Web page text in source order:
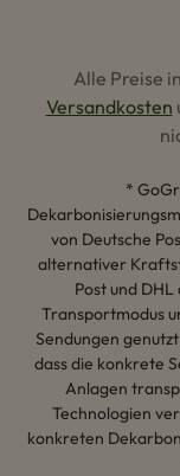
Alle Preise
Versandkosten
*
von Deutsche
alternativer
Post und
Transportmodus
Sendungen
dass die konkrete
Anlagen
Technologien
konkreten